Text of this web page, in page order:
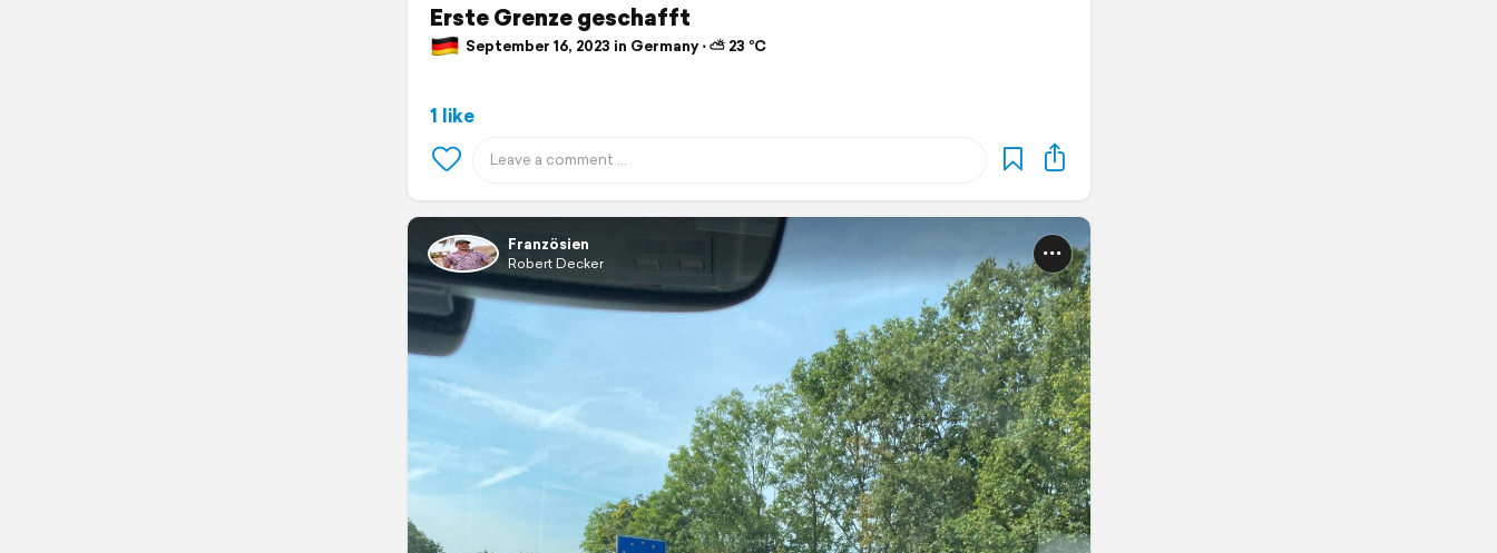
Erste Grenze geschafft
September 16, 2023 in Germany ⋅ ⛅ 23 °C
1 like
Französien
Robert Decker